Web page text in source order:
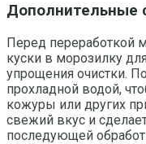
Дополнительные
Перед переработкой
куски в морозилку
упрощения очистки.
прохладной водой,
кожуры или других
свежий вкус и
последующей